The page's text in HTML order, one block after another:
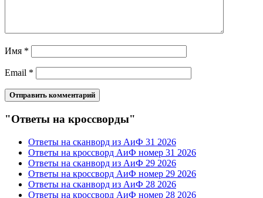
Имя *
Email *
"Ответы на кроссворды"
Ответы на сканворд из АиФ 31 2026
Ответы на кроссворд АиФ номер 31 2026
Ответы на сканворд из АиФ 29 2026
Ответы на кроссворд АиФ номер 29 2026
Ответы на сканворд из АиФ 28 2026
Ответы на кроссворд АиФ номер 28 2026